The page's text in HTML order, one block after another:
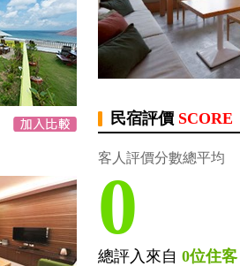
民宿評價 SCORE
客人評價分數總平均
0
總評入來自 0位住客